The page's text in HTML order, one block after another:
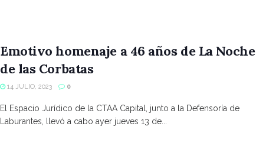
Emotivo homenaje a 46 años de La Noche
de las Corbatas
14 JULIO, 2023 0
El Espacio Jurídico de la CTAA Capital, junto a la Defensoría de
Laburantes, llevó a cabo ayer jueves 13 de...